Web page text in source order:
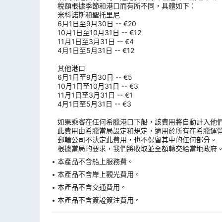
稅額根據季節和港口而有所不同，具體如下：
米科諾斯和聖托里尼
6月1日至9月30日 -- €20
10月1日至10月31日 -- €12
11月1日至3月31日 -- €4
4月1日至5月31日 -- €12
其他港口
6月1日至9月30日 -- €5
10月1日至10月31日 -- €3
11月1日至3月31日 -- €1
4月1日至5月31日 -- €3
如果乘客在任何希臘港口下船，該費用將自動計入他
此費用由希臘當局設定和規定，適用於所有在希臘運
郵輪公司不決定此費用，也不保留其中的任何部分。
根據當局的要求，我們將收取並全額轉交給當地政府。
本產品不含船上服務費。
本產品不含岸上觀光費用。
本產品不含交通費用。
本產品不含簽證簽注費用。